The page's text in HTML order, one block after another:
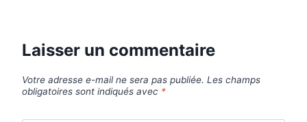
Laisser un commentaire
Votre adresse e-mail ne sera pas publiée. Les champs
obligatoires sont indiqués avec *